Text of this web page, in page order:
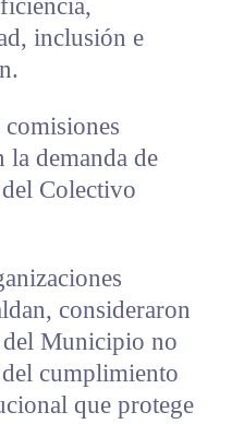
inclusión e
la demanda de
Colectivo
consideraron
Municipio no
cumplimiento
que protege